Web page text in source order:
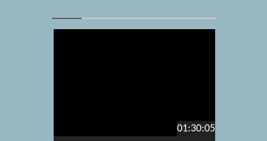
01:30:05